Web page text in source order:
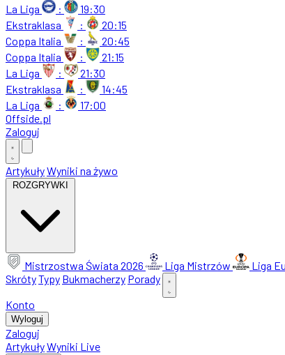
La Liga
:
19:30
Ekstraklasa
:
20:15
Coppa Italia
:
20:45
Coppa Italia
:
21:15
La Liga
:
21:30
Ekstraklasa
:
14:45
La Liga
:
17:00
Offside.pl
Zaloguj
ArtykułyWyniki na żywo
ROZGRYWKI
Mistrzostwa Świata 2026 Liga Mistrzów Liga
SkrótyTypy Bukmacherzy Porady
Konto
Wyloguj
Zaloguj
ArtykułyWyniki Live